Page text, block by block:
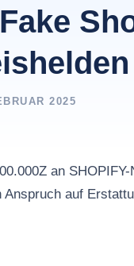
2025
an
auf